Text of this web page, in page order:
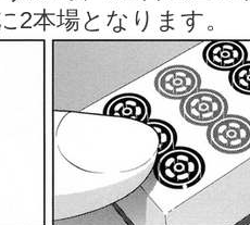
2本場となります。